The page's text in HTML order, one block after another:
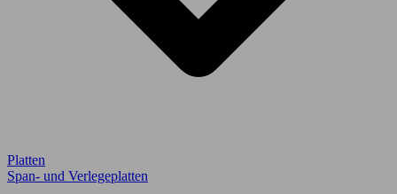
Platten
Span- und Verlegeplatten